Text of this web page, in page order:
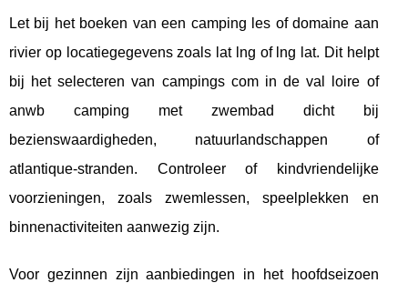
Let bij het boeken van een camping les of domaine aan
rivier op locatiegegevens zoals lat lng of lng lat. Dit helpt
bij het selecteren van campings com in de val loire of
anwb camping met zwembad dicht bij
bezienswaardigheden, natuurlandschappen of
atlantique-stranden. Controleer of kindvriendelijke
voorzieningen, zoals zwemlessen, speelplekken en
binnenactiviteiten aanwezig zijn.
Voor gezinnen zijn aanbiedingen in het hoofdseizoen